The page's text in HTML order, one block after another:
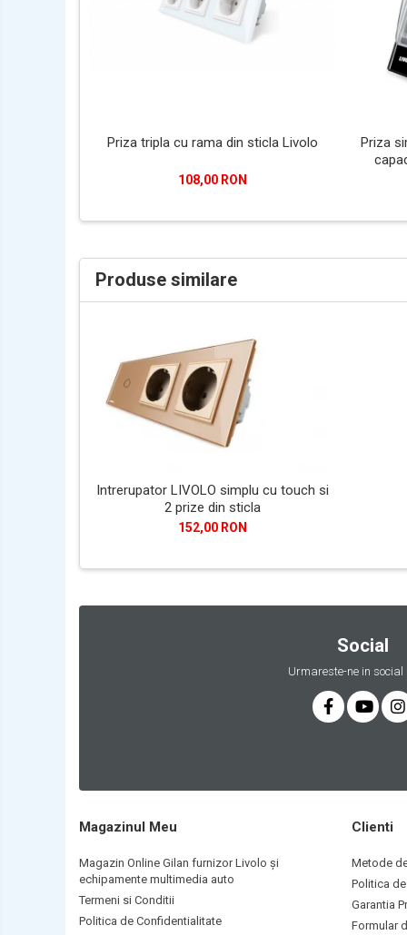
Priza tripla cu rama din sticla Livolo
108,00 RON
Priza
Produse similare
Intrerupator LIVOLO simplu cu touch si
2 prize din sticla
152,00 RON
Social
Urmareste-ne in social
Magazinul Meu
Magazin Online Gilan furnizor Livolo și
echipamente multimedia auto
Termeni si Conditii
Politica de Confidentialitate
Clienti
Metode
Politica
Garantia
Formular